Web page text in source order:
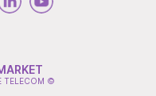
TELECOM ©